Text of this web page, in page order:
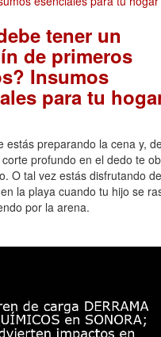
tener un
de primeros
Insumos
para tu
estás preparando la cena y,
profundo en el dedo te
O tal vez estás disfrutando
la playa cuando tu hijo se
por la arena.